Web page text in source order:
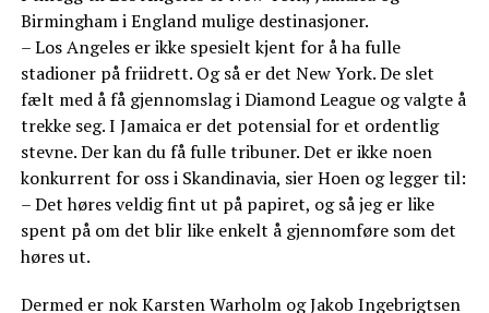
Birmingham i England mulige destinasjoner.
– Los Angeles er ikke spesielt kjent for å ha fulle
stadioner på friidrett. Og så er det New York. De slet
fælt med å få gjennomslag i Diamond League og valgte å
trekke seg. I Jamaica er det potensial for et ordentlig
stevne. Der kan du få fulle tribuner. Det er ikke noen
konkurrent for oss i Skandinavia, sier Hoen og legger til:
– Det høres veldig fint ut på papiret, og så jeg er like
spent på om det blir like enkelt å gjennomføre som det
høres ut.
Dermed er nok Karsten Warholm og Jakob Ingebrigtsen